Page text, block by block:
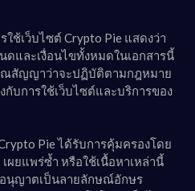
ใช้เว็บไซต์ Crypto Pie แสดงว่า
และเงื่อนไขทั้งหมดในเอกสารนี้
สัญญาว่าจะปฏิบัติตามกฎหมาย
บการใช้เว็บไซต์และบริการของ
Pie ได้รับการคุ้มครองโดย
ยแพร่ซ้ำ หรือใช้เนื้อหาเหล่านี้
นุญาตเป็นลายลักษณ์อักษร